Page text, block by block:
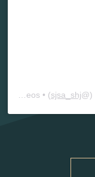
(@
sjsa_shj
) • Instagram photos and videos